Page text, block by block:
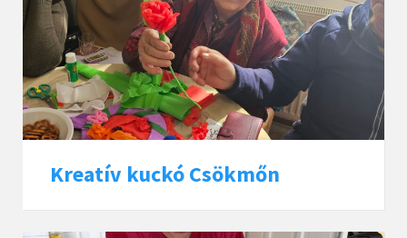
Kreatív kuckó Csökmőn